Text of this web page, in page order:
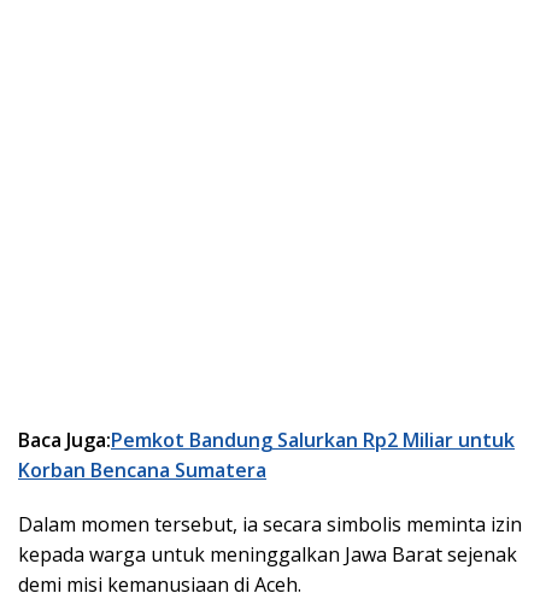
Baca Juga:Pemkot Bandung Salurkan Rp2 Miliar untuk
Korban Bencana Sumatera
Dalam momen tersebut, ia secara simbolis meminta izin
kepada warga untuk meninggalkan Jawa Barat sejenak
demi misi kemanusiaan di Aceh.